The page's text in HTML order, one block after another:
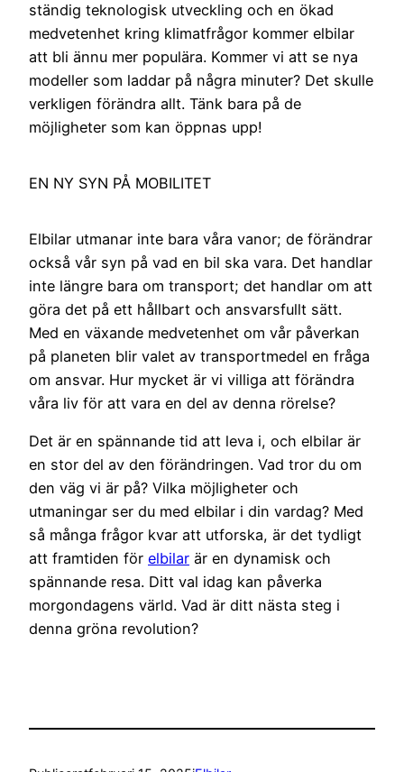
ständig teknologisk utveckling och en ökad
medvetenhet kring klimatfrågor kommer elbilar
att bli ännu mer populära. Kommer vi att se nya
modeller som laddar på några minuter? Det skulle
verkligen förändra allt. Tänk bara på de
möjligheter som kan öppnas upp!
EN NY SYN PÅ MOBILITET
Elbilar utmanar inte bara våra vanor; de förändrar
också vår syn på vad en bil ska vara. Det handlar
inte längre bara om transport; det handlar om att
göra det på ett hållbart och ansvarsfullt sätt.
Med en växande medvetenhet om vår påverkan
på planeten blir valet av transportmedel en fråga
om ansvar. Hur mycket är vi villiga att förändra
våra liv för att vara en del av denna rörelse?
Det är en spännande tid att leva i, och elbilar är
en stor del av den förändringen. Vad tror du om
den väg vi är på? Vilka möjligheter och
utmaningar ser du med elbilar i din vardag? Med
så många frågor kvar att utforska, är det tydligt
att framtiden för elbilar är en dynamisk och
spännande resa. Ditt val idag kan påverka
morgondagens värld. Vad är ditt nästa steg i
denna gröna revolution?